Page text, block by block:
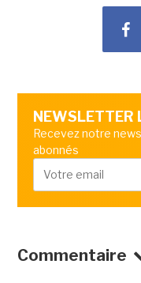
NEWSLETTER
Recevez notre
abonnés
Commentaire